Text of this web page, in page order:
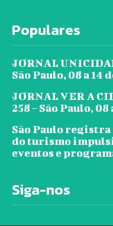
Populares
JORNAL
São Paulo, 08 a 14
JORNAL VER A
258 – São Paulo,
São Paulo
do turismo
eventos e
Siga-nos